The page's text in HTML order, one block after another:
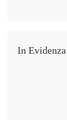
In Evidenza